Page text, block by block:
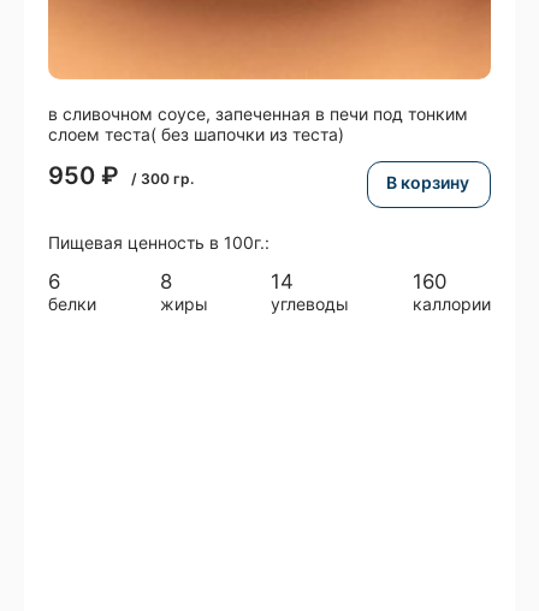
в сливочном соусе, запеченная в печи под тонким
слоем теста( без шапочки из теста)
950 ₽ / 300 гр. В корзину
Пищевая ценность в 100г.:
6
белки
8
жиры
14
углеводы
160
каллории